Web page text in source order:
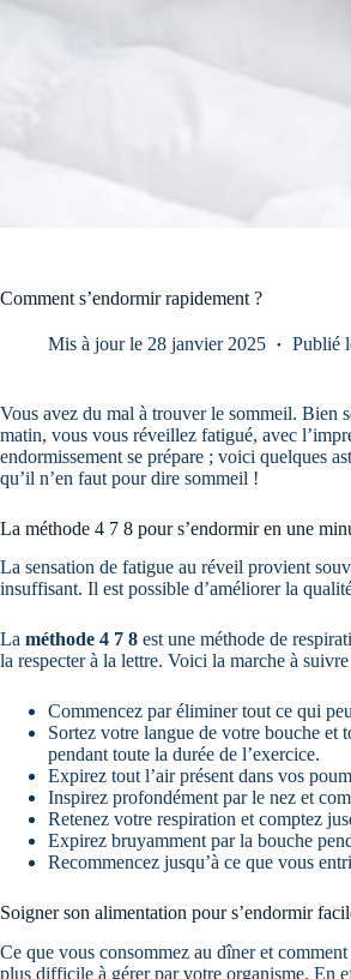
Comment s’endormir rapidement ?
Mis à jour le 28 janvier 2025 Publié
Vous avez du mal à trouver le sommeil. Bien
matin, vous vous réveillez fatigué, avec
endormissement se prépare ; voici quelques
qu’il n’en faut pour dire sommeil !
La méthode 4 7 8 pour s’endormir en une
La sensation de fatigue au réveil provient
insuffisant. Il est possible d’améliorer la
La méthode 4 7 8 est une méthode de
la respecter à la lettre. Voici la marche à suivre
Commencez par éliminer tout ce qui
Sortez votre langue de votre bouche et
pendant toute la durée de l’exercice.
Expirez tout l’air présent dans vos
Inspirez profondément par le nez et
Retenez votre respiration et comptez
Expirez bruyamment par la bouche
Recommencez jusqu’à ce que vous
Soigner son alimentation pour s’endormir
Ce que vous consommez au dîner et
plus difficile à gérer par votre organisme. En